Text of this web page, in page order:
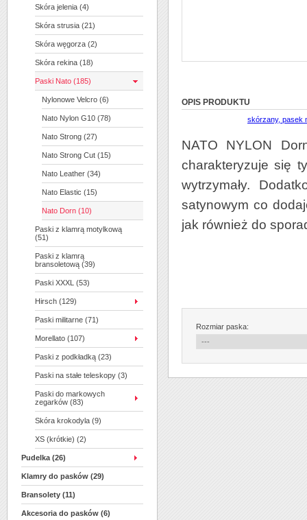
Skóra jelenia (4)
Skóra strusia (21)
Skóra węgorza (2)
Skóra rekina (18)
Paski Nato (185)
Nylonowe Velcro (6)
Nato Nylon G10 (78)
Nato Strong (27)
Nato Strong Cut (15)
Nato Leather (34)
Nato Elastic (15)
Nato Dorn (10)
Paski z klamrą motylkową
(51)
Paski z klamrą
bransoletową (39)
Paski XXXL (53)
Hirsch (129)
Paski militarne (71)
Morellato (107)
Paski z podkładką (23)
Paski na stałe teleskopy (3)
Paski do markowych
zegarków (83)
Skóra krokodyla (9)
XS (krótkie) (2)
Pudelka (26)
Klamry do pasków (29)
Bransolety (11)
Akcesoria do pasków (6)
OPIS PRODUKTU
NATO NYLON
charakteryzuje się
wytrzymały.
satynowym co
jak również do
Rozmiar paska: